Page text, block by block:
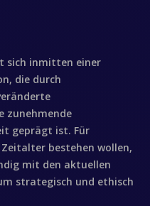
sich inmitten einer
die durch
zunehmende
geprägt ist. Für
bestehen wollen,
mit den aktuellen
strategisch und ethisch